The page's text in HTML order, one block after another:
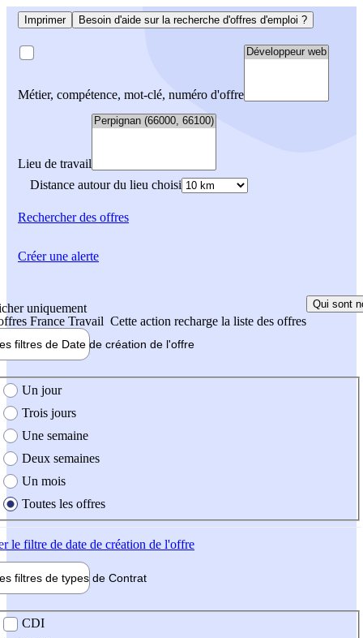
Imprimer Besoin d'aide sur la recherche d'offres d'emploi ?
Métier, compétence, mot-clé, numéro d'offre
Lieu de travail
Distance autour du lieu choisi
Rechercherdes offres
uniquement
France Travail Cette action recharge la liste des offres
Qui sont
filtres de Date de création de l'offre
création de l'offre
Un jour
Trois jours
Une semaine
Deux semaines
Un mois
Toutes les offres
le filtre de date de création de l'offre
filtres de types de Contrat
contrat
CDI
Créer une alerte